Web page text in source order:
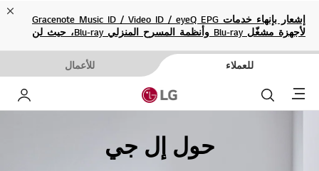
إشعار بإنهاء خدمات Gracenote Music ID / Video ID / eyeQ EPG
لأجهزة مشغّل Blu-ray وأنظمة المسرح المنزلي Blu-ray، حيث لن
للعملاء للأعمال
Menu
حول إل جي